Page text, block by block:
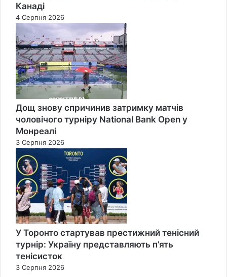
Канаді
4 Серпня 2026
Дощ знову спричинив затримку матчів
чоловічого турніру National Bank Open у
Монреалі
3 Серпня 2026
У Торонто стартував престижний тенісний
турнір: Україну представляють п’ять
тенісисток
3 Серпня 2026